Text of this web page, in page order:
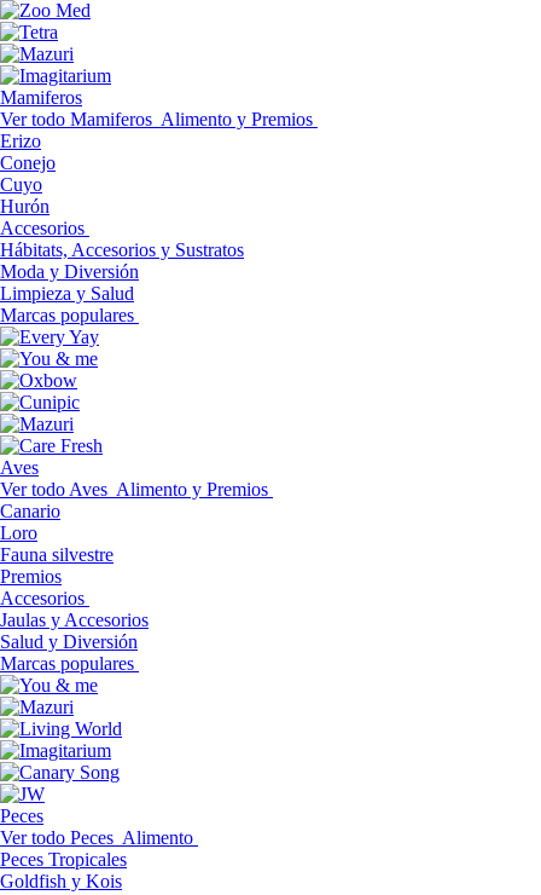
Mamiferos
Ver todo Mamiferos Alimento y Premios
Erizo
Conejo
Cuyo
Hurón
Accesorios
Hábitats, Accesorios y Sustratos
Moda y Diversión
Limpieza y Salud
Marcas populares
Aves
Ver todo Aves Alimento y Premios
Canario
Loro
Fauna silvestre
Premios
Accesorios
Jaulas y Accesorios
Salud y Diversión
Marcas populares
Peces
Ver todo Peces Alimento
Peces Tropicales
Goldfish y Kois